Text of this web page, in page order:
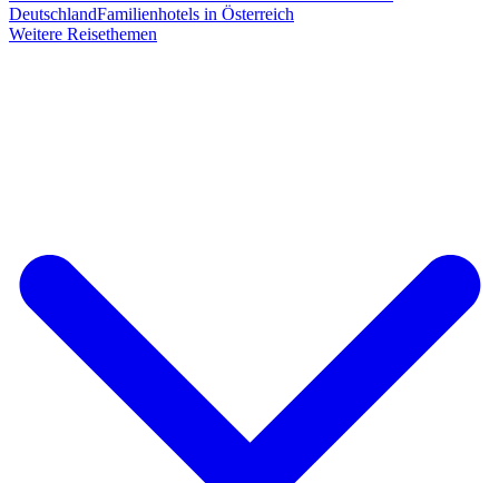
DeutschlandFamilienhotels in Österreich
Weitere Reisethemen